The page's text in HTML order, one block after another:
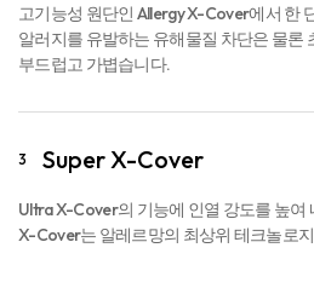
고기능성 원단인 Allergy X-Cover에서 한
알러지를 유발하는 유해물질 차단은 물론
부드럽고 가볍습니다.
3 Super X-Cover
Ultra X-Cover의 기능에 인열 강도를 높여
X-Cover는 알레르망의 최상위 테크놀로